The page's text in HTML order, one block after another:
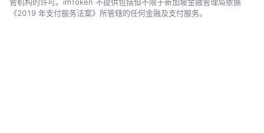
管机构的许可。imToken 不提供包括但不限于新加坡金融管理局依据
《2019 年支付服务法案》所管辖的任何金融及支付服务。